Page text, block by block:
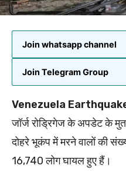
Join whatsapp channel
Join Telegram Group
Venezuela
जॉर्ज रोड्रिगेज के अपडेट के
दोहरे भूकंप में मरने वालों की
16,740 लोग घायल हुए हैं।